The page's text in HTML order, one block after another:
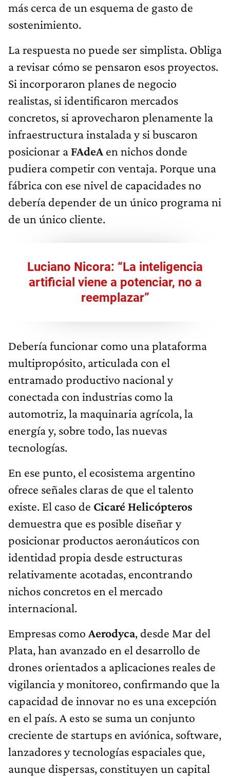
más cerca de un esquema de gasto de
sostenimiento.
La respuesta no puede ser simplista. Obliga
a revisar cómo se pensaron esos proyectos.
Si incorporaron planes de negocio
realistas, si identificaron mercados
concretos, si aprovecharon plenamente la
infraestructura instalada y si buscaron
posicionar a FAdeA en nichos donde
pudiera competir con ventaja. Porque una
fábrica con ese nivel de capacidades no
debería depender de un único programa ni
de un único cliente.
Luciano Nicora: “La inteligencia
artificial viene a potenciar, no a
reemplazar”
Debería funcionar como una plataforma
multipropósito, articulada con el
entramado productivo nacional y
conectada con industrias como la
automotriz, la maquinaria agrícola, la
energía y, sobre todo, las nuevas
tecnologías.
En ese punto, el ecosistema argentino
ofrece señales claras de que el talento
existe. El caso de Cicaré Helicópteros
demuestra que es posible diseñar y
posicionar productos aeronáuticos con
identidad propia desde estructuras
relativamente acotadas, encontrando
nichos concretos en el mercado
internacional.
Empresas como Aerodyca, desde Mar del
Plata, han avanzado en el desarrollo de
drones orientados a aplicaciones reales de
vigilancia y monitoreo, confirmando que la
capacidad de innovar no es una excepción
en el país. A esto se suma un conjunto
creciente de startups en aviónica, software,
lanzadores y tecnologías espaciales que,
aunque dispersas, constituyen un capital